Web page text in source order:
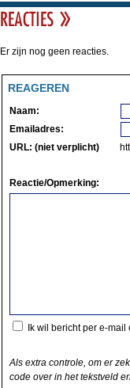
Er zijn nog geen reacties.
REAGEREN
Naam:
Emailadres:
URL: (niet verplicht)
Reactie/Opmerking:
Ik wil bericht per e-
Als extra controle, om er
code over in het tekstveld